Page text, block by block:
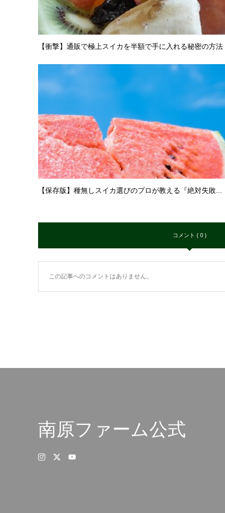
【衝撃】通販で極上スイカを半額で手に入れる秘密の方法
【保存版】種無しスイカ選びのプロが教える『絶対失敗...
コメント ( 0 )
この記事へのコメントはありません。
南原ファーム公式